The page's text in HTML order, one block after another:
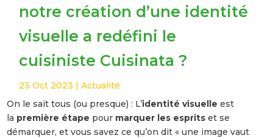
notre création d’une identité
visuelle a redéfini le
cuisiniste Cuisinata ?
23 Oct 2023 |Actualité
On le sait tous (ou presque) : L’identité visuelle est
la première étape pour marquer les esprits et se
démarquer, et vous savez ce qu’on dit « une image vaut